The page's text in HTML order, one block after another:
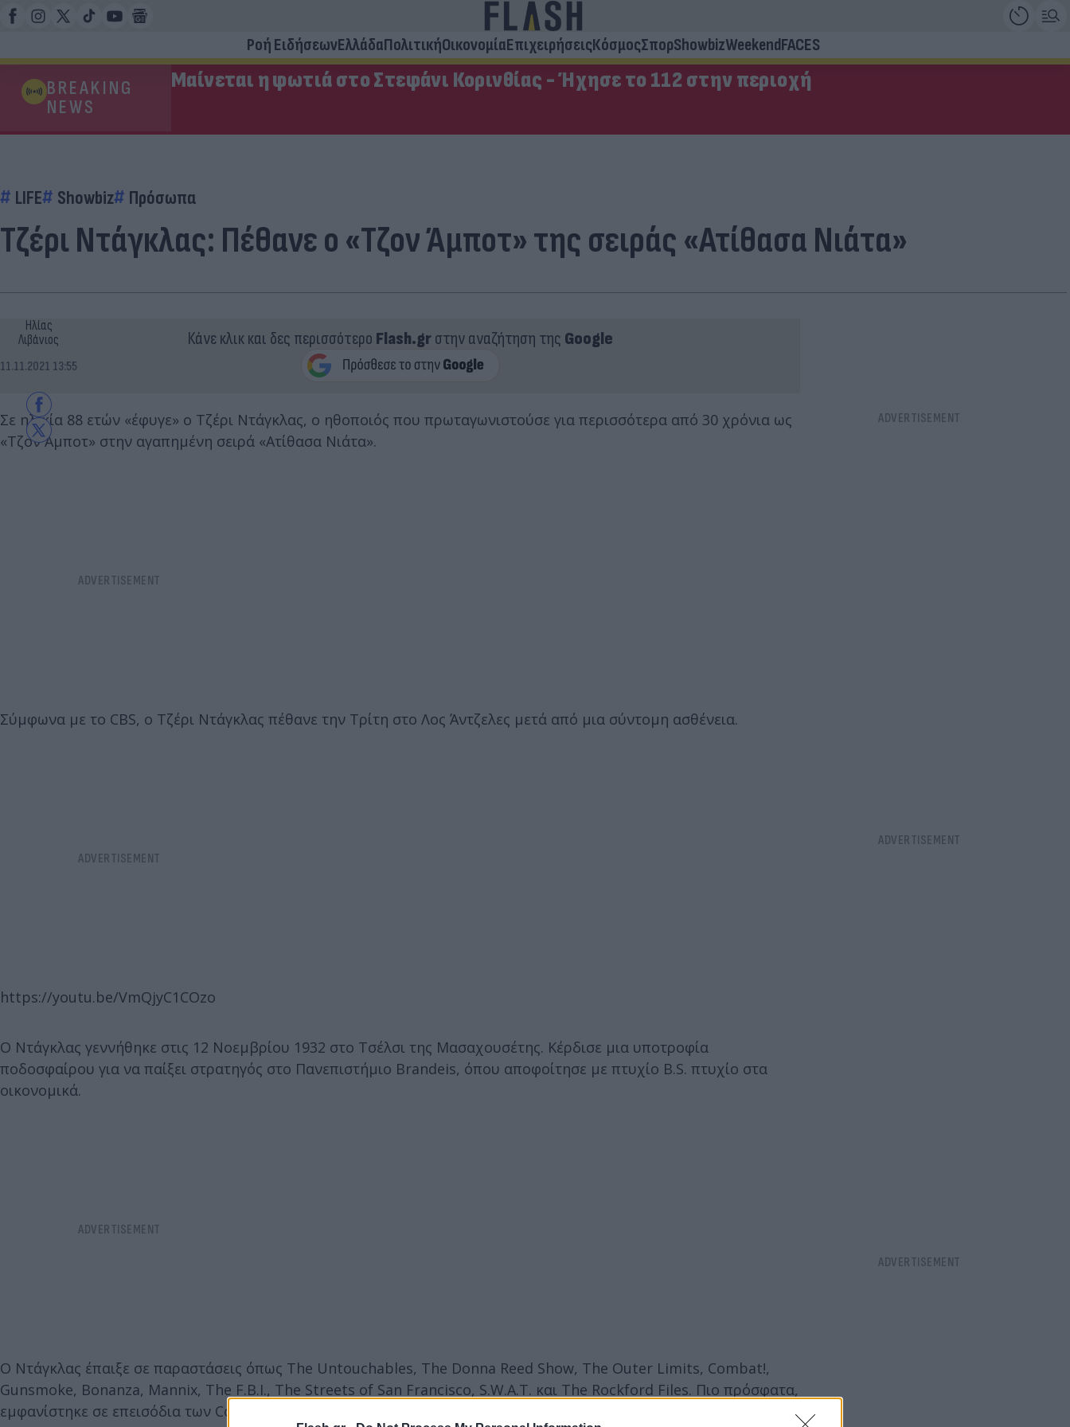
Ροή ΕιδήσεωνΕλλάδαΠολιτικήΟικονομίαΕπιχειρήσειςΚόσμοςΣπορShowbizWeekendFACES
BREAKING
NEWS
Μαίνεται η φωτιά στο Στεφάνι Κορινθίας - Ήχησε το 112 στην περιοχή
LIFE Showbiz Πρόσωπα
Τζέρι Ντάγκλας: Πέθανε ο «Τζον Άμποτ» της σειράς «Ατίθασα Νιάτα»
Ηλίας
Λιβάνιος
11.11.2021 13:55
Κάνε κλικ και δες περισσότερο Flash.grστην αναζήτηση της Google
Σε ηλικία 88 ετών «έφυγε» ο Τζέρι Ντάγκλας, ο ηθοποιός που πρωταγωνιστούσε για περισσότερα από 30 χρόνια ως
«Τζον Άμποτ» στην αγαπημένη σειρά «Ατίθασα Νιάτα».
Σύμφωνα με το CBS, ο Τζέρι Ντάγκλας πέθανε την Τρίτη στο Λος Άντζελες μετά από μια σύντομη ασθένεια.
https://youtu.be/VmQjyC1COzo
Ο Ντάγκλας γεννήθηκε στις 12 Νοεμβρίου 1932 στο Τσέλσι της Μασαχουσέτης. Κέρδισε μια υποτροφία
ποδοσφαίρου για να παίξει στρατηγός στο Πανεπιστήμιο Brandeis, όπου αποφοίτησε με πτυχίο B.S. πτυχίο στα
οικονομικά.
Ο Ντάγκλας έπαιξε σε παραστάσεις όπως The Untouchables, The Donna Reed Show, The Outer Limits, Combat!,
Gunsmoke, Bonanza, Mannix, The F.B.I., The Streets of San Francisco, S.W.A.T. και The Rockford Files. Πιο πρόσφατα,
εμφανίστηκε σε επεισόδια των Cold Case, Melrose Place και Arrested Development.